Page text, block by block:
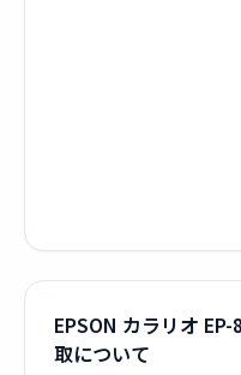
EPSON カラリオ
取について